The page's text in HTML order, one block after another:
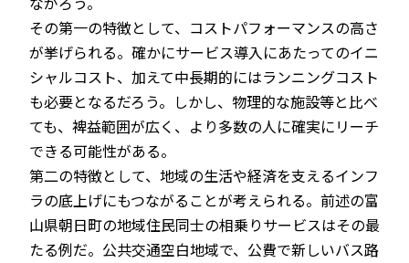
その第一の特徴として、コストパフォーマンスの高さ
が挙げられる。確かにサービス導入にあたってのイニ
シャルコスト、加えて中長期的にはランニングコスト
も必要となるだろう。しかし、物理的な施設等と比べ
ても、裨益範囲が広く、より多数の人に確実にリーチ
できる可能性がある。
第二の特徴として、地域の生活や経済を支えるインフ
ラの底上げにもつながることが考えられる。前述の富
山県朝日町の地域住民同士の相乗りサービスはその最
たる例だ。公共交通空白地域で、公費で新しいバス路